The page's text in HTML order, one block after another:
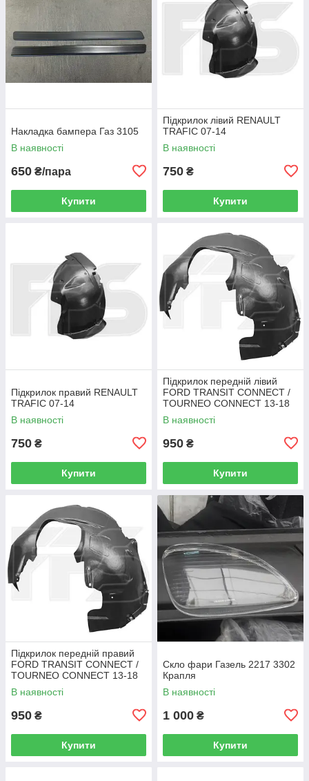
Накладка бампера Газ 3105
В наявності
650 ₴/пара
Купити
Підкрилок лівий RENAULT
TRAFIC 07-14
В наявності
750 ₴
Купити
Підкрилок правий RENAULT
TRAFIC 07-14
В наявності
750 ₴
Купити
Підкрилок передній лівий
FORD TRANSIT CONNECT /
TOURNEO CONNECT 13-18
В наявності
950 ₴
Купити
Підкрилок передній правий
FORD TRANSIT CONNECT /
TOURNEO CONNECT 13-18
В наявності
950 ₴
Купити
Скло фари Газель 2217 3302
Крапля
В наявності
1 000 ₴
Купити